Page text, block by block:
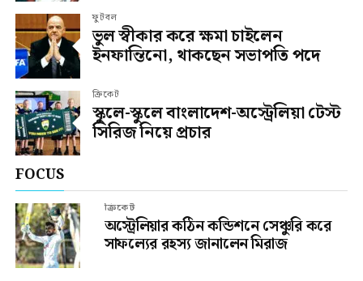
ফুটবল
ভুল স্বীকার করে ক্ষমা চাইলেন
ইনফান্তিনো, থাকছেন সভাপতি পদে
ক্রিকেট
স্কুলে-স্কুলে বাংলাদেশ-অস্ট্রেলিয়া টেস্ট
সিরিজ নিয়ে প্রচার
FOCUS
ক্রিকেট
অস্ট্রেলিয়ার কঠিন কন্ডিশনে সেঞ্চুরি করে
সাফল্যের রহস্য জানালেন মিরাজ